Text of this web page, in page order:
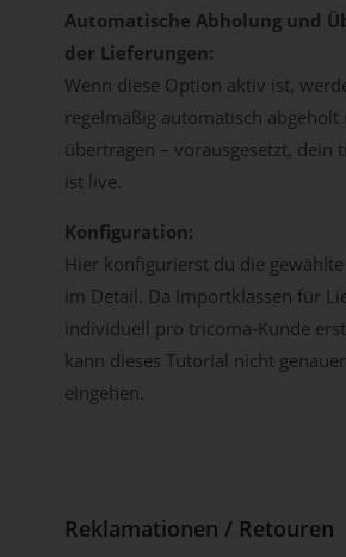
Automatische Abholung und
der Lieferungen:
Wenn diese Option aktiv ist,
regelmäßig automatisch abgeholt
übertragen – vorausgesetzt, dein
ist live.
Konfiguration:
Hier konfigurierst du die
im Detail. Da Importklassen für
individuell pro tricoma-Kunde
kann dieses Tutorial nicht
eingehen.
Reklamationen / Retouren